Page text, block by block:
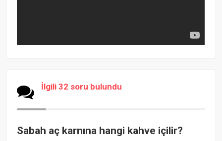
İlgili 32 soru bulundu
Sabah aç karnına hangi kahve içilir?